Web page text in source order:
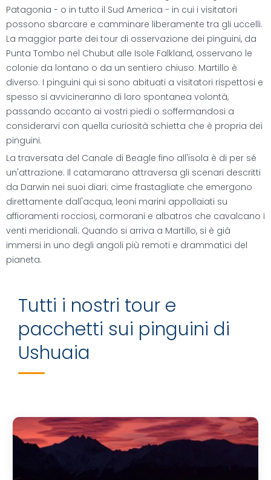
Patagonia - o in tutto il Sud America - in cui i visitatori
possono sbarcare e camminare liberamente tra gli uccelli.
La maggior parte dei tour di osservazione dei pinguini, da
Punta Tombo nel Chubut alle Isole Falkland, osservano le
colonie da lontano o da un sentiero chiuso. Martillo è
diverso. I pinguini qui si sono abituati a visitatori rispettosi e
spesso si avvicineranno di loro spontanea volontà,
passando accanto ai vostri piedi o soffermandosi a
considerarvi con quella curiosità schietta che è propria dei
pinguini.
La traversata del Canale di Beagle fino all'isola è di per sé
un'attrazione. Il catamarano attraversa gli scenari descritti
da Darwin nei suoi diari: cime frastagliate che emergono
direttamente dall'acqua, leoni marini appollaiati su
affioramenti rocciosi, cormorani e albatros che cavalcano i
venti meridionali. Quando si arriva a Martillo, si è già
immersi in uno degli angoli più remoti e drammatici del
pianeta.
Tutti i nostri tour e
pacchetti sui pinguini di
Ushuaia